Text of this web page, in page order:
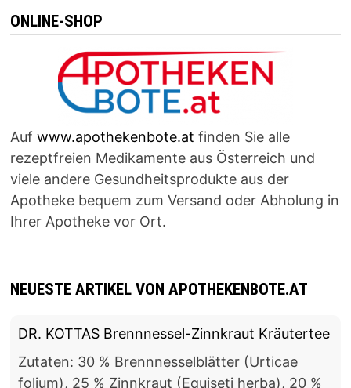
ONLINE-SHOP
Auf www.apothekenbote.at finden Sie alle
rezeptfreien Medikamente aus Österreich und
viele andere Gesundheitsprodukte aus der
Apotheke bequem zum Versand oder Abholung in
Ihrer Apotheke vor Ort.
NEUESTE ARTIKEL VON APOTHEKENBOTE.AT
DR. KOTTAS Brennnessel-Zinnkraut Kräutertee
Zutaten: 30 % Brennnesselblätter (Urticae
folium), 25 % Zinnkraut (Equiseti herba), 20 %